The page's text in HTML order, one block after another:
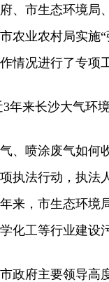
、市生态环境局
农业农村局实施
情况进行了专项
来长沙大气环境
喷涂废气如何
执法行动，执法
来，市生态环境
化工等行业建设
府主要领导高度